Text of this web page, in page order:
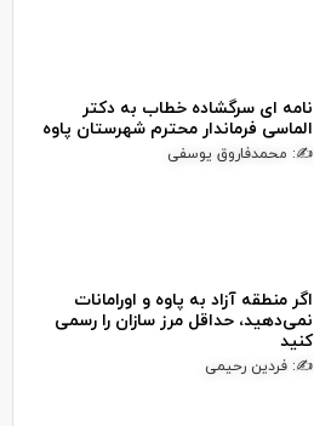
نامه ای سرگشاده خطاب به دکتر
الماسی فرماندار محترم شهرستان پاوه
✍: محمدفاروق یوسفی
اگر منطقه آزاد به پاوه و اورامانات
نمی‌دهید، حداقل مرز سازان را رسمی
کنید
✍: فردین رحیمی